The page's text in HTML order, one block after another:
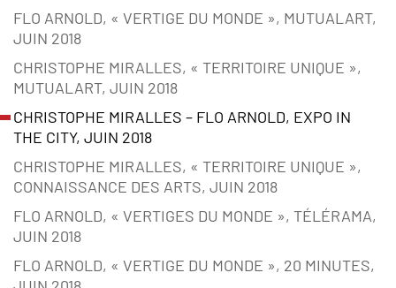
FLO ARNOLD, « VERTIGE DU MONDE », MUTUALART,
JUIN 2018
CHRISTOPHE MIRALLES, « TERRITOIRE UNIQUE »,
MUTUALART, JUIN 2018
CHRISTOPHE MIRALLES – FLO ARNOLD, EXPO IN
THE CITY, JUIN 2018
CHRISTOPHE MIRALLES, « TERRITOIRE UNIQUE »,
CONNAISSANCE DES ARTS, JUIN 2018
FLO ARNOLD, « VERTIGES DU MONDE », TÉLÉRAMA,
JUIN 2018
FLO ARNOLD, « VERTIGE DU MONDE », 20 MINUTES,